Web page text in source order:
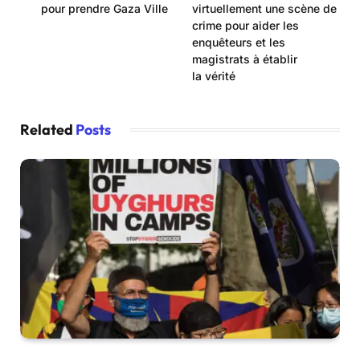
pour prendre Gaza Ville
virtuellement une scène de
crime pour aider les
enquêteurs et les
magistrats à établir
la vérité
Related Posts